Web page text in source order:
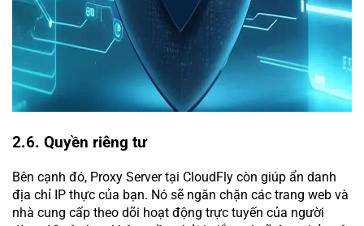
2.6. Quyền riêng tư
Bên cạnh đó, Proxy Server tại CloudFly còn giúp ẩn danh
địa chỉ IP thực của bạn. Nó sẽ ngăn chặn các trang web và
nhà cung cấp theo dõi hoạt động trực tuyến của người